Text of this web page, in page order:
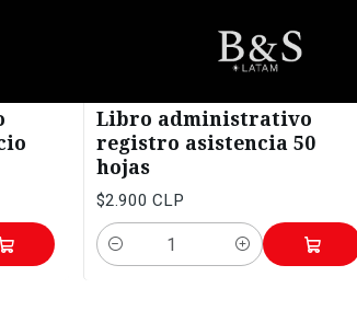
Libro administrativo
registro asistencia 50
hojas
$2.900 CLP
Cantidad